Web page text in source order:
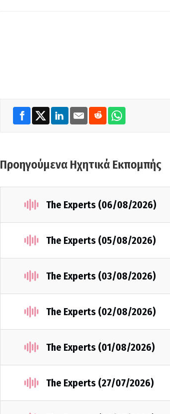
Προηγούμενα Ηχητικά Εκπομπής
The Experts (06/08/2026)
The Experts (05/08/2026)
The Experts (03/08/2026)
The Experts (02/08/2026)
The Experts (01/08/2026)
The Experts (27/07/2026)